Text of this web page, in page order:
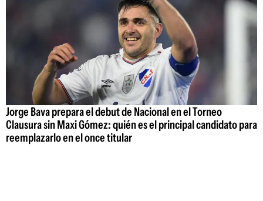
Jorge Bava prepara el debut de Nacional en el Torneo
Clausura sin Maxi Gómez: quién es el principal candidato para
reemplazarlo en el once titular